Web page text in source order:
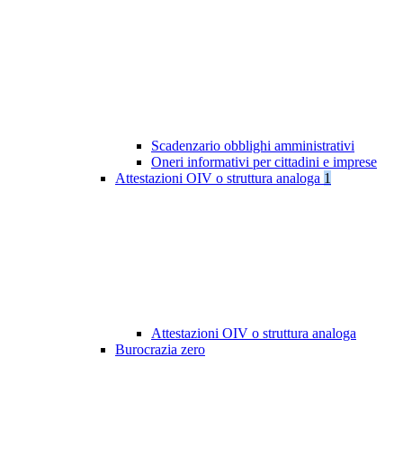
Scadenzario obblighi amministrativi
Oneri informativi per cittadini e imprese
Attestazioni OIV o struttura analoga 1
Attestazioni OIV o struttura analoga
Burocrazia zero